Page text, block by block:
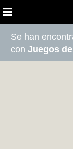
Se han
conJuegos